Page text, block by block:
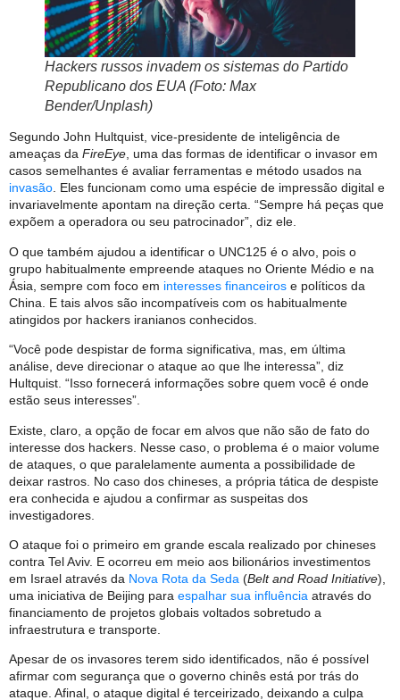
Hackers russos invadem os sistemas do Partido
Republicano dos EUA (Foto: Max
Bender/Unplash)
Segundo John Hultquist, vice-presidente de inteligência de
ameaças da FireEye, uma das formas de identificar o invasor em
casos semelhantes é avaliar ferramentas e método usados na
invasão. Eles funcionam como uma espécie de impressão digital e
invariavelmente apontam na direção certa. “Sempre há peças que
expõem a operadora ou seu patrocinador”, diz ele.
O que também ajudou a identificar o UNC125 é o alvo, pois o
grupo habitualmente empreende ataques no Oriente Médio e na
Ásia, sempre com foco em interesses financeiros e políticos da
China. E tais alvos são incompatíveis com os habitualmente
atingidos por hackers iranianos conhecidos.
“Você pode despistar de forma significativa, mas, em última
análise, deve direcionar o ataque ao que lhe interessa”, diz
Hultquist. “Isso fornecerá informações sobre quem você é onde
estão seus interesses”.
Existe, claro, a opção de focar em alvos que não são de fato do
interesse dos hackers. Nesse caso, o problema é o maior volume
de ataques, o que paralelamente aumenta a possibilidade de
deixar rastros. No caso dos chineses, a própria tática de despiste
era conhecida e ajudou a confirmar as suspeitas dos
investigadores.
O ataque foi o primeiro em grande escala realizado por chineses
contra Tel Aviv. E ocorreu em meio aos bilionários investimentos
em Israel através da Nova Rota da Seda (Belt and Road Initiative),
uma iniciativa de Beijing para espalhar sua influência através do
financiamento de projetos globais voltados sobretudo a
infraestrutura e transporte.
Apesar de os invasores terem sido identificados, não é possível
afirmar com segurança que o governo chinês está por trás do
ataque. Afinal, o ataque digital é terceirizado, deixando a culpa